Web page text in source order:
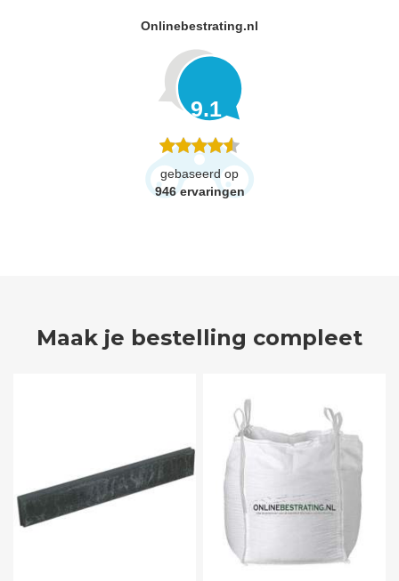
Onlinebestrating.nl
9.1
gebaseerd op
946 ervaringen
Maak je bestelling compleet